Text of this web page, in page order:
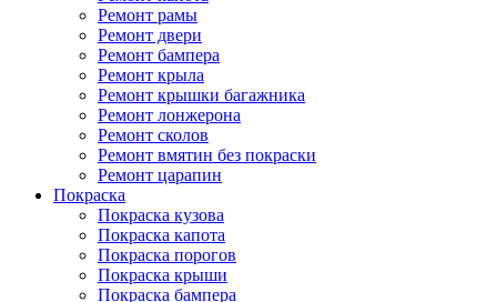
Ремонт рамы
Ремонт двери
Ремонт бампера
Ремонт крыла
Ремонт крышки багажника
Ремонт лонжерона
Ремонт сколов
Ремонт вмятин без покраски
Ремонт царапин
Покраска
Покраска кузова
Покраска капота
Покраска порогов
Покраска крыши
Покраска бампера